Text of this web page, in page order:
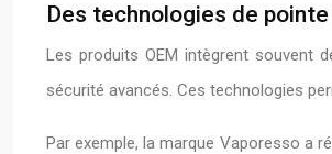
Des technologies de pointe
Les produits OEM intègrent souvent
sécurité avancés. Ces technologies
Par exemple, la marque Vaporesso a